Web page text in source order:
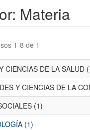
Materia
1-8 de 1
CIENCIAS DE LA SALUD
Y CIENCIAS DE LA
(1)
(1)